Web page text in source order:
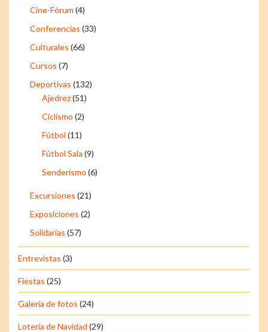
Cine-Fórum (4)
Conferencias (33)
Culturales (66)
Cursos (7)
Deportivas (132)
Ajedrez(51)
Ciclismo (2)
Fútbol (11)
Fútbol Sala (9)
Senderismo (6)
Excursiones (21)
Exposiciones (2)
Solidarias (57)
Entrevistas (3)
Fiestas (25)
Galería de fotos (24)
Lotería de Navidad (29)